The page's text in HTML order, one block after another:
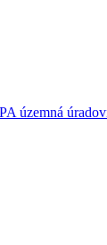
územná